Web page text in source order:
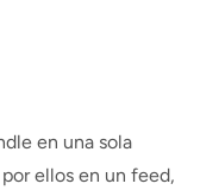
en una sola
ellos en un feed,